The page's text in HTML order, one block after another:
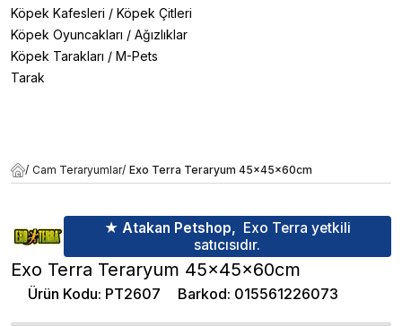
Köpek Kafesleri / Köpek Çitleri
Köpek Oyuncakları / Ağızlıklar
Köpek Tarakları / M-Pets
Tarak
/ Cam Teraryumlar/ Exo Terra Teraryum 45x45x60cm
★ Atakan Petshop, Exo Terra yetkili
satıcısıdır.
Exo Terra Teraryum 45x45x60cm
Ürün Kodu: PT2607 Barkod: 015561226073